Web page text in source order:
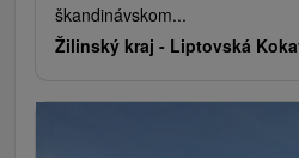
škandinávskom...
Žilinský kraj - Liptovská